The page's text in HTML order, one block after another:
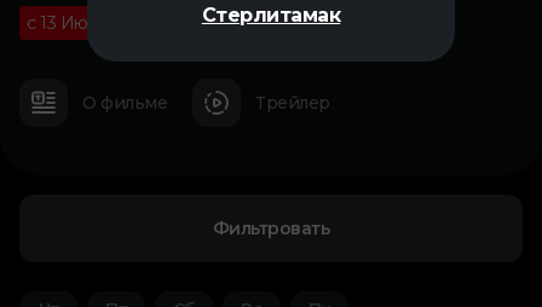
Стерлитамак
с 13 Июня 00 ч 50 м
О фильме Трейлер
Фильтровать